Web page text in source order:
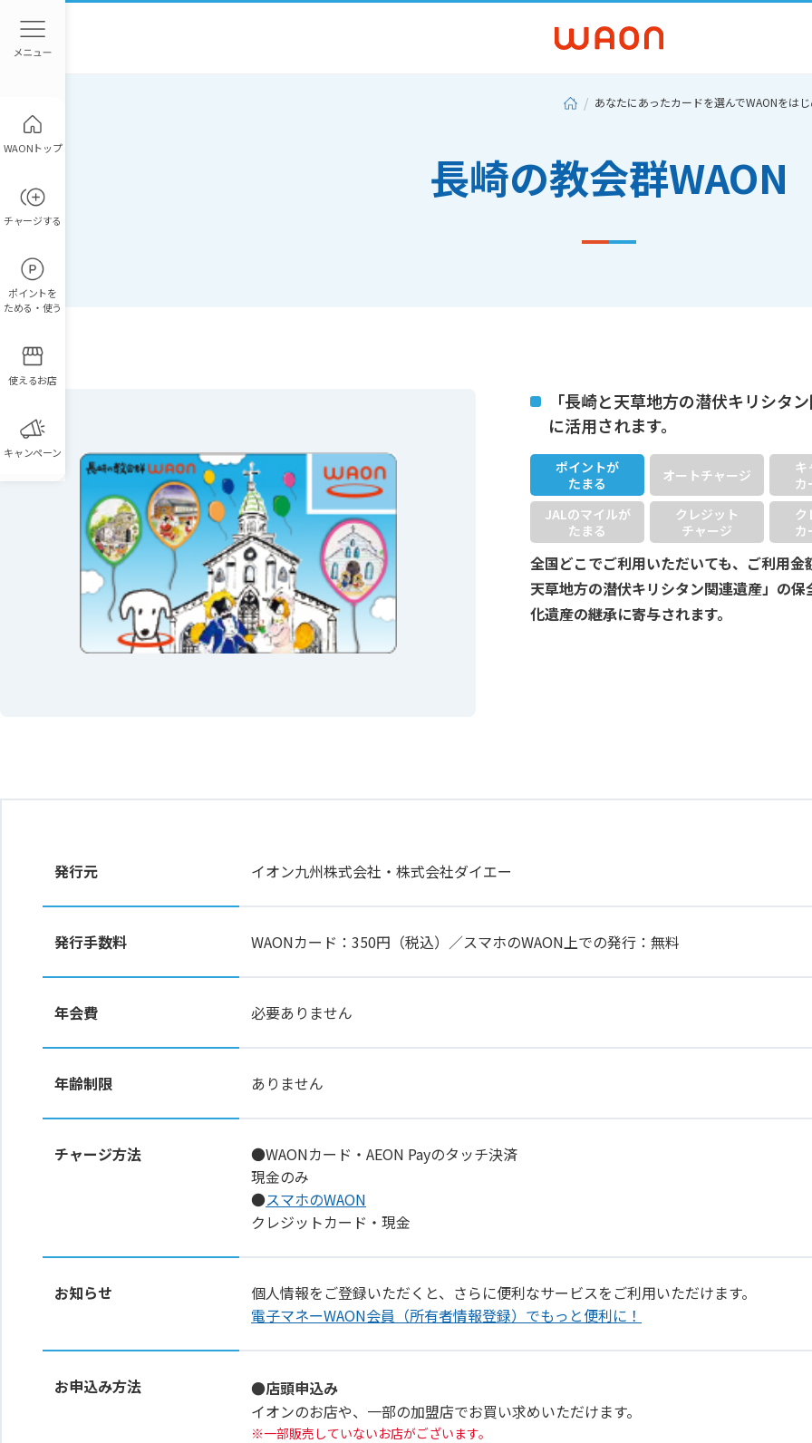
WAONトップ
チャージする
ポイントを
ためる・使う
使えるお店
キャンペーン
あなたにあったカードを選んでWAONをは
長崎の教会群WAON
「長崎と天草地方の潜伏キリシタ
に活用されます。
ポイントが
たまる
オートチャージ
キ
カ
JALのマイルが
たまる
クレジット
チャージ
ク
カ
全国どこでご利用いただいても、ご利用
天草地方の潜伏キリシタン関連遺産」の
化遺産の継承に寄与されます。
発行元 イオン九州株式会社・株式会社ダイエー
発行手数料 WAONカード：350円（税込）／スマホのWAON上での発行：無料
年会費 必要ありません
年齢制限 ありません
チャージ方法
●WAONカード・AEON Payのタッチ決済
現金のみ
●スマホのWAON
クレジットカード・現金
お知らせ
個人情報をご登録いただくと、さらに便利なサービスをご利用いただけます。
電子マネーWAON会員（所有者情報登録）でもっと便利に！
お申込み方法
●店頭申込み
イオンのお店や、一部の加盟店でお買い求めいただけます。
一部販売していないお店がございます。